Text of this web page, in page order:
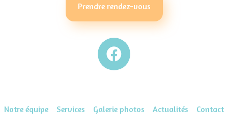
Prendre rendez-vous
Notre équipe Services Galerie photos Actualités Contact